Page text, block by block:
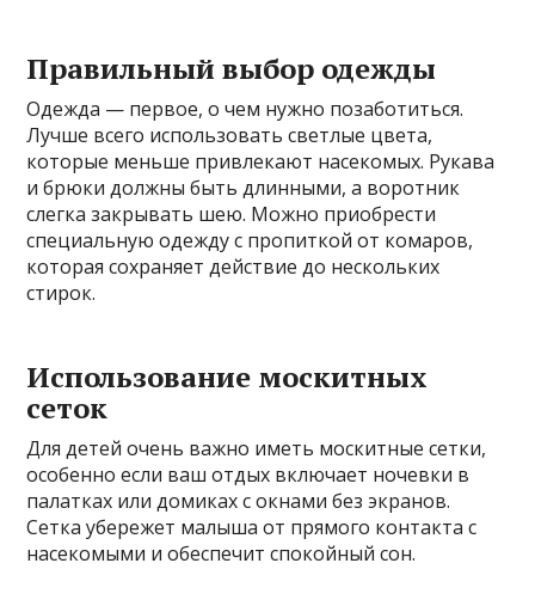
Правильный выбор одежды
Одежда — первое, о чем нужно позаботиться.
Лучше всего использовать светлые цвета,
которые меньше привлекают насекомых. Рукава
и брюки должны быть длинными, а воротник
слегка закрывать шею. Можно приобрести
специальную одежду с пропиткой от комаров,
которая сохраняет действие до нескольких
стирок.
Использование москитных
сеток
Для детей очень важно иметь москитные сетки,
особенно если ваш отдых включает ночевки в
палатках или домиках с окнами без экранов.
Сетка убережет малыша от прямого контакта с
насекомыми и обеспечит спокойный сон.